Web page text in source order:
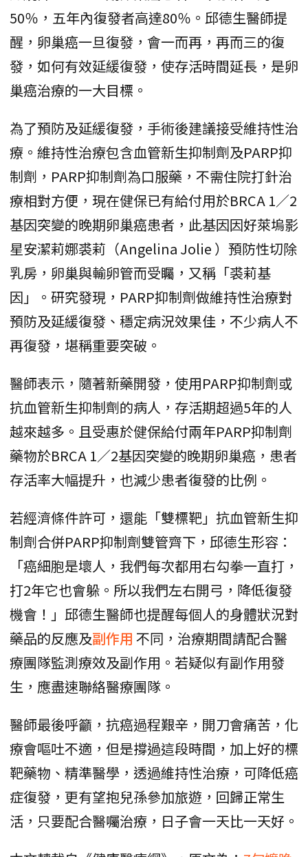
50％，五年內復發者高達80％。邱德生醫師提
醒，卵巢癌一旦復發，會一而再，再而三的復
發，如何有效延緩復發，使存活時間延長，是卵
巢癌治療的一大目標。
為了預防及延緩復發，手術後建議接受維持性治
療。維持性治療包含血管新生抑制劑及PARP抑
制劑，PARP抑制劑為口服藥，不需住院打針治
療相對方便，現在健保已有給付用於BRCA 1／2
基因突變的晚期卵巢癌患者，此基因因好萊塢影
星安潔莉娜裘莉（Angelina Jolie ）預防性切除
乳房，卵巢與輸卵管而受矚，又稱「裘莉基
因」。研究發現，PARP抑制劑做維持性治療對
預防及延緩復發、穩定病況效果佳，不少病人不
再復發，堪稱重要突破。
醫師表示，隨著新藥開發，使用PARP抑制劑或
抗血管新生抑制劑的病人，存活期超過5年的人
越來越多。且受惠於健保給付兩年PARP抑制劑
藥物於BRCA 1／2基因突變的晚期卵巢癌，患者
存活率大幅提升，也減少患者復發的比例。
若經濟條件許可，還能「雙標靶」抗血管新生抑
制劑合併PARP抑制劑雙管齊下，邱德生形容：
「癌細胞是壞人，我們每次都用右勾拳一直打，
打2年它也會躲。所以我們左右開弓，降低復發
機會！」邱德生醫師也提醒每個人的身體狀況對
藥品的反應及副作用 不同，治療期間請配合醫
療團隊監測療效及副作用。若疑似有副作用發
生，應盡速聯絡醫療團隊。
醫師最後呼籲，抗癌過程艱辛，開刀會痛苦，化
療會嘔吐不適，但是撐過這段時間，加上好的標
靶藥物、精準醫學，透過維持性治療，可降低癌
症復發，更有望抱兒孫參加旅遊，回歸正常生
活，只要配合醫囑治療，日子會一天比一天好。